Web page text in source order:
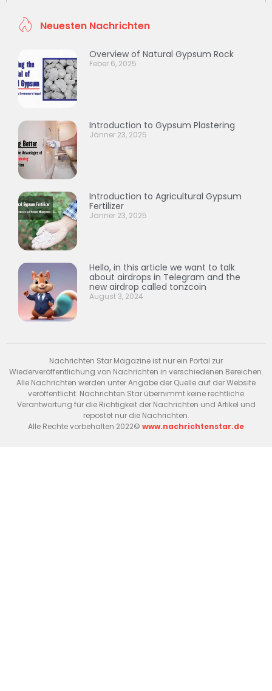
Neuesten Nachrichten
Overview of Natural Gypsum Rock
Feber 6, 2025
Introduction to Gypsum Plastering
Jänner 23, 2025
Introduction to Agricultural Gypsum
Fertilizer
Jänner 23, 2025
Hello, in this article we want to talk
about airdrops in Telegram and the
new airdrop called tonzcoin
August 3, 2024
Nachrichten Star Magazine ist nur ein Portal zur
Wiederveröffentlichung von Nachrichten in verschiedenen Bereichen.
Alle Nachrichten werden unter Angabe der Quelle auf der Website
veröffentlicht. Nachrichten Star übernimmt keine rechtliche
Verantwortung für die Richtigkeit der Nachrichten und Artikel und
repostet nur die Nachrichten.
Alle Rechte vorbehalten 2022© www.nachrichtenstar.de